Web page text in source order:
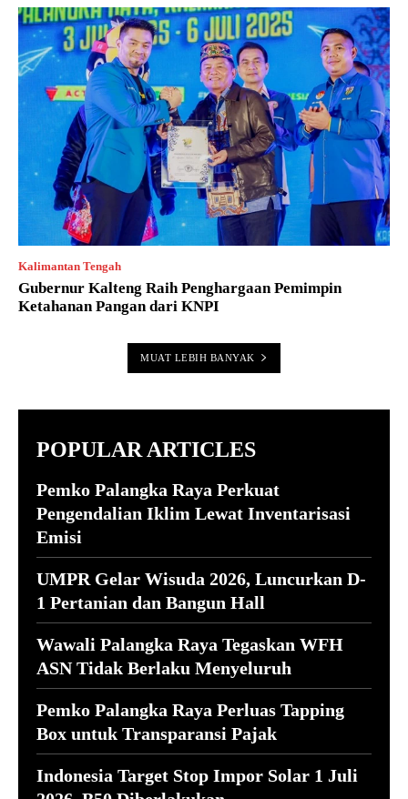
Kalimantan Tengah
Gubernur Kalteng Raih Penghargaan Pemimpin
Ketahanan Pangan dari KNPI
MUAT LEBIH BANYAK
POPULAR ARTICLES
Pemko Palangka Raya Perkuat
Pengendalian Iklim Lewat Inventarisasi
Emisi
UMPR Gelar Wisuda 2026, Luncurkan D-
1 Pertanian dan Bangun Hall
Wawali Palangka Raya Tegaskan WFH
ASN Tidak Berlaku Menyeluruh
Pemko Palangka Raya Perluas Tapping
Box untuk Transparansi Pajak
Indonesia Target Stop Impor Solar 1 Juli